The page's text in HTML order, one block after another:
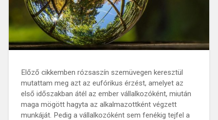
Előző cikkemben rózsaszín szemüvegen keresztül
mutattam meg azt az eufórikus érzést, amelyet az
első időszakban átél az ember vállalkozóként, miután
maga mögött hagyta az alkalmazottként végzett
munkáját. Pedig a vállalkozóként sem fenékig tejfel a